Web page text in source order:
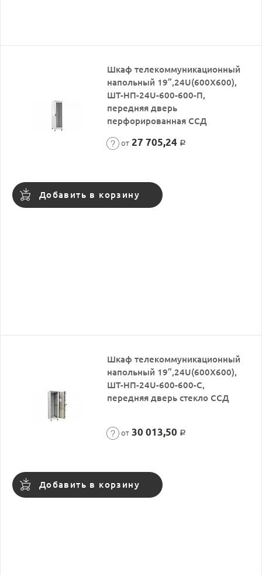
Шкаф телекоммуникационный
напольный 19”,24U(600X600),
ШТ-НП-24U-600-600-П,
передняя дверь
перфорированная ССД
от 27 705,24 Р
Добавить в корзину
Шкаф телекоммуникационный
напольный 19”,24U(600X600),
ШТ-НП-24U-600-600-С,
передняя дверь стекло ССД
от 30 013,50 Р
Добавить в корзину